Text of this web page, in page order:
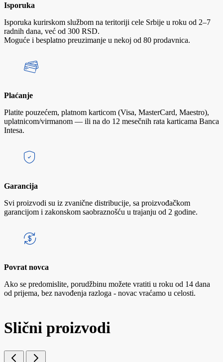
Isporuka
Isporuka kurirskom službom na teritoriji cele Srbije u roku od 2–7
radnih dana, već od 300 RSD.
Moguće i besplatno preuzimanje u nekoj od 80 prodavnica.
Plaćanje
Platite pouzećem, platnom karticom (Visa, MasterCard, Maestro),
uplatnicom/virmanom — ili na do 12 mesečnih rata karticama Banca
Intesa.
Garancija
Svi proizvodi su iz zvanične distribucije, sa proizvođačkom
garancijom i zakonskom saobraznošću u trajanju od 2 godine.
Povrat novca
Ako se predomislite, porudžbinu možete vratiti u roku od 14 dana
od prijema, bez navođenja razloga - novac vraćamo u celosti.
Slični proizvodi